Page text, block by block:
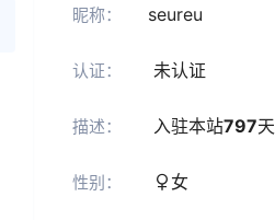
昵称： seureu
认证： 未认证
描述： 入驻本站797天
性别： 女